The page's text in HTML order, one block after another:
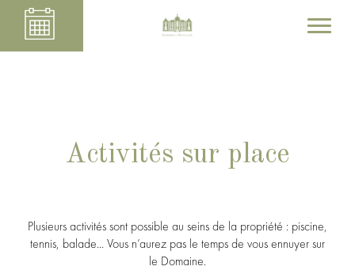
Activités sur place
Plusieurs activités sont possible au seins de la propriété : piscine,
tennis, balade... Vous n’aurez pas le temps de vous ennuyer sur
le Domaine.